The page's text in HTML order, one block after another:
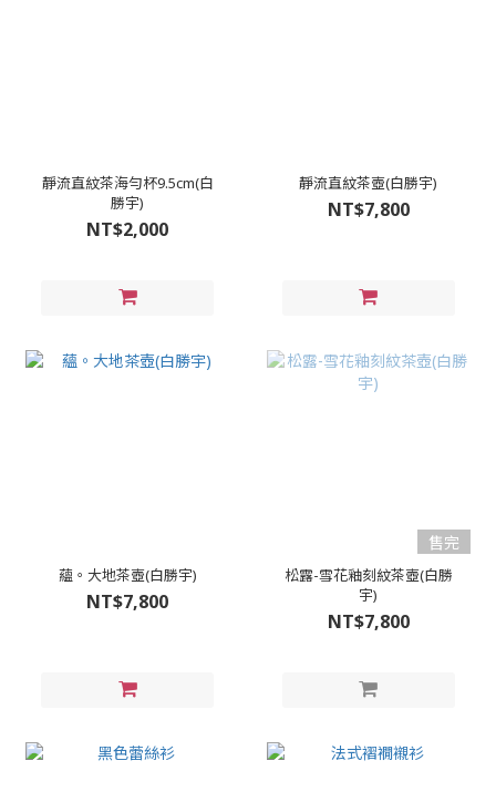
靜流直紋茶海勻杯9.5cm(白
勝宇)
NT$2,000
靜流直紋茶壺(白勝宇)
NT$7,800
蘊。大地茶壺(白勝宇)
NT$7,800
售完
松露-雪花釉刻紋茶壺(白勝
宇)
NT$7,800